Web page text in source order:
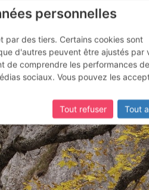
ne sont plus accessibles,
personnelles
par des tiers. Certains cookies sont
d'autres peuvent être ajustés par
de comprendre les performances
sociaux. Vous pouvez les
Tout refuser
Tout